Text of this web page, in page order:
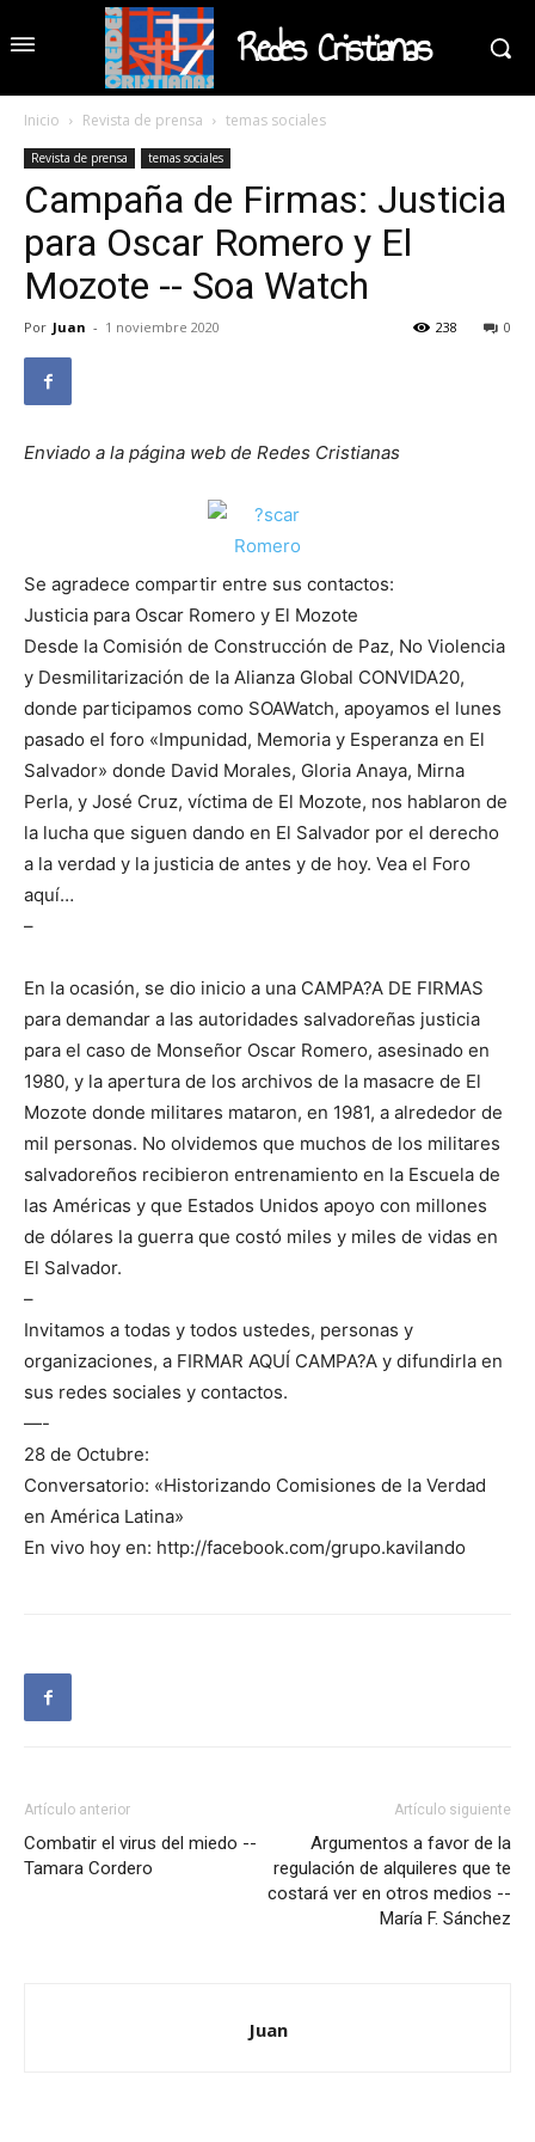
Redes Cristianas
Inicio Revista de prensa temas sociales
Revista de prensa temas sociales
Campaña de Firmas: Justicia
para Oscar Romero y El
Mozote -- Soa Watch
Por Juan - 1 noviembre 2020 0
238
Enviado a la página web de Redes Cristianas
Se agradece compartir entre sus contactos:
Justicia para Oscar Romero y El Mozote
Desde la Comisión de Construcción de Paz, No Violencia
y Desmilitarización de la Alianza Global CONVIDA20,
donde participamos como SOAWatch, apoyamos el lunes
pasado el foro «Impunidad, Memoria y Esperanza en El
Salvador» donde David Morales, Gloria Anaya, Mirna
Perla, y José Cruz, víctima de El Mozote, nos hablaron de
la lucha que siguen dando en El Salvador por el derecho
a la verdad y la justicia de antes y de hoy. Vea el Foro
aquí…
–
En la ocasión, se dio inicio a una CAMPA?A DE FIRMAS
para demandar a las autoridades salvadoreñas justicia
para el caso de Monseñor Oscar Romero, asesinado en
1980, y la apertura de los archivos de la masacre de El
Mozote donde militares mataron, en 1981, a alrededor de
mil personas. No olvidemos que muchos de los militares
salvadoreños recibieron entrenamiento en la Escuela de
las Américas y que Estados Unidos apoyo con millones
de dólares la guerra que costó miles y miles de vidas en
El Salvador.
–
Invitamos a todas y todos ustedes, personas y
organizaciones, a FIRMAR AQUÍ CAMPA?A y difundirla en
sus redes sociales y contactos.
—-
28 de Octubre:
Conversatorio: «Historizando Comisiones de la Verdad
en América Latina»
En vivo hoy en: http://facebook.com/grupo.kavilando
Artículo anterior
Combatir el virus del miedo --
Tamara Cordero
Artículo siguiente
Argumentos a favor de la
regulación de alquileres que te
costará ver en otros medios --
María F. Sánchez
Juan